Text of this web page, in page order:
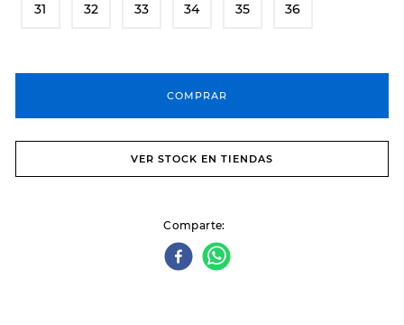
31 32 33 34 35 36
COMPRAR
VER STOCK EN TIENDAS
Comparte